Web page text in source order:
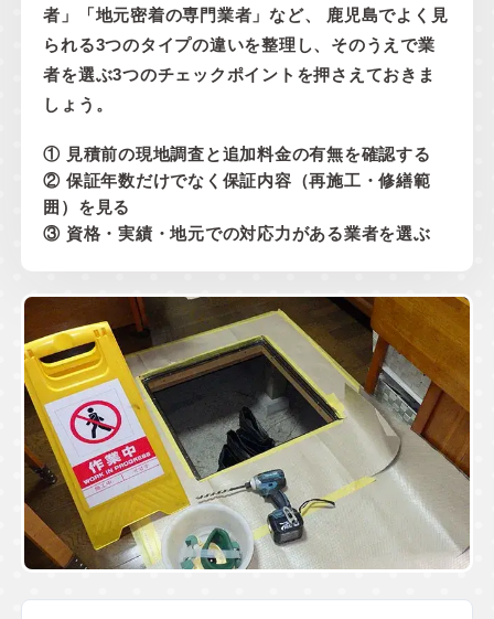
者」「地元密着の専門業者」など、 鹿児島でよく見
られる3つのタイプの違いを整理し、そのうえで業
者を選ぶ3つのチェックポイントを押さえておきま
しょう。
① 見積前の現地調査と追加料金の有無を確認する
② 保証年数だけでなく保証内容（再施工・修繕範
囲）を見る
③ 資格・実績・地元での対応力がある業者を選ぶ